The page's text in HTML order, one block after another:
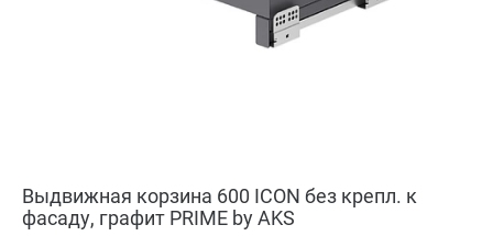
Выдвижная корзина 600 ICON без крепл. к
фасаду, графит PRIME by AKS